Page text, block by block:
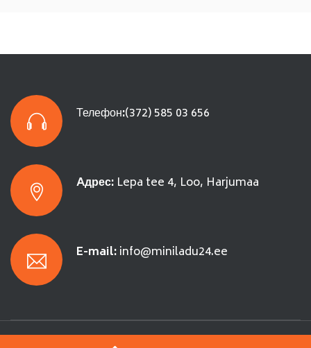
Телефон:(372) 585 03 656
Aдрес: Lepa tee 4, Loo, Harjumaa
E-mail:info@miniladu24.ee